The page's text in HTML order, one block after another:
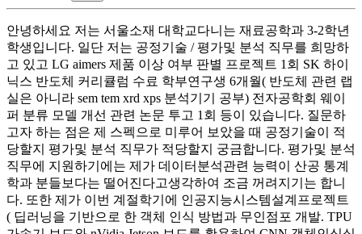
안녕하세요 저는 서울소재 대학교다니는 재료공학과 3-2학년
학생입니다. 일단 저는 공정기술 / 평가및 분석 직무를 희망하
고 있고 LG aimers 제품 이상 여부 판별 프로젝트 1회 SK 하이
닉스 반도체 커리큘럼 수료 학부연구생 6개월( 반도체 관련 랩
실은 아니라 sem tem xrd xps 분석기기 공부) 전자공학회 웨이
퍼 분류 모델 개선 관련 논문 투고 1회 등이 있습니다. 질문하
고자 하는 점은 제 스펙으로 미루어 보았을 때 공정기술이 적
당할지 평가및 분석 직무가 적당할지 궁금합니다. 평가및 분석
직무에 지원하기에는 제가 데이터분석관련 능력이 산공 통계
학과 분들보다는 떨어진다고생각하여 조금 꺼려지기는 합니
다. 또한 제가 이번 계절학기에 인공지능시스템설계프로젝트
( 딥러닝을 기반으로 한 객체 인식 방법과 무인점포 개발. TPU